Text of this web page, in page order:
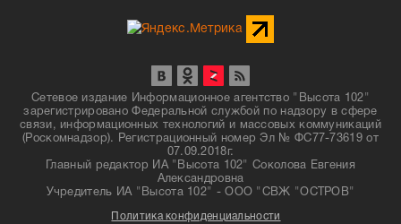
Сетевое издание Информационное агентство "Высота 102"
зарегистрировано Федеральной службой по надзору в сфере
связи, информационных технологий и массовых коммуникаций
(Роскомнадзор). Регистрационный номер Эл № ФС77-73619 от
07.09.2018г.
Главный редактор ИА "Высота 102" Соколова Евгения
Александровна
Учредитель ИА "Высота 102" - ООО "СВЖ "ОСТРОВ"
Политика конфиденциальности